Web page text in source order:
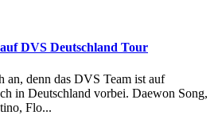
DVS Deutschland Tour
an, denn das DVS Team ist auf
in Deutschland vorbei. Daewon Song,
Flo...